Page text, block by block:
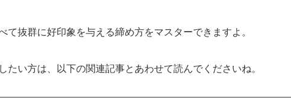
抜群に好印象を与える締め方をマスターできますよ。
たい方は、以下の関連記事とあわせて読んでくださいね。